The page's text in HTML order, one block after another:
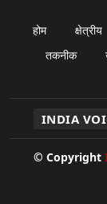
होम क्षेत्रीय
तकनीक
INDIA
© Copyright